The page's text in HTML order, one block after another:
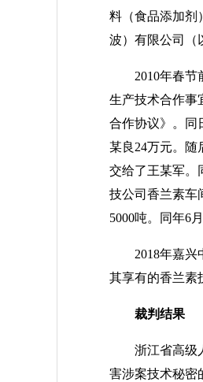
料（食品添加剂
波）有限公司（
2010年春节前
生产技术合作事
合作协议》。同
某良24万元。随
交给了王某军。
技公司香兰素车
5000吨。同年6
2018年嘉兴中
其享有的香兰素
裁判结果
浙江省高级人
害涉案技术秘密